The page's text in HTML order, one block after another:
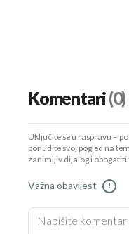
Komentari(0)
Uključite se u raspravu –
ponudite svoj pogled na
zanimljiv dijalog i obogatiti
Važna obavijest !